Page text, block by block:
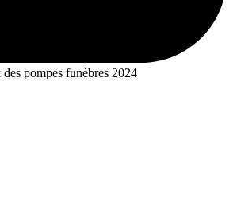
pompes funèbres 2024